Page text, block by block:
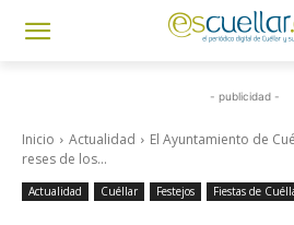
- publicidad -
Inicio Actualidad
El Ayuntamiento de
reses de los...
Actualidad Cuéllar Festejos Fiestas de